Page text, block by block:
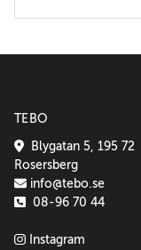
TEBO
Blygatan 5, 195 72
Rosersberg
info@tebo.se
08-96 70 44
Instagram